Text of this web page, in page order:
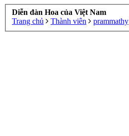
Diễn đàn Hoa của Việt Nam
Trang chủ
Thành viên prammathy